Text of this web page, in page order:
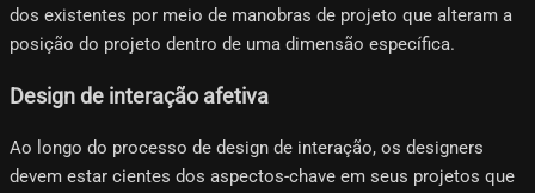
dos existentes por meio de manobras de projeto que alteram a
posição do projeto dentro de uma dimensão específica.
Design de interação afetiva
Ao longo do processo de design de interação, os designers
devem estar cientes dos aspectos-chave em seus projetos que